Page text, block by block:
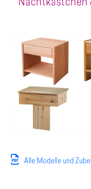
Nachtkästchen
Alle Modelle und